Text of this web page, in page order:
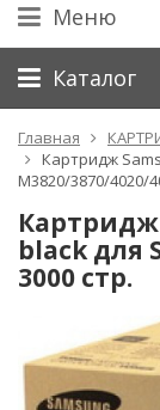
Меню
Каталог
Главная
Картридж
M3820/3870/4020/
Картридж
black для
3000 стр.